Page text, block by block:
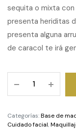
sequita o mixta
presenta heriditas
presenta alguna
de caracol te irá
Repair
BB
Cream
Categorías:Base de
Cuidado facial,